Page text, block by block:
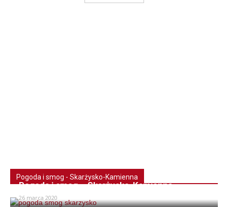
Pogoda i smog - Skarżysko-Kamienna
Pogoda i smog – Skarżysko-Kamienna
26 marca 2020